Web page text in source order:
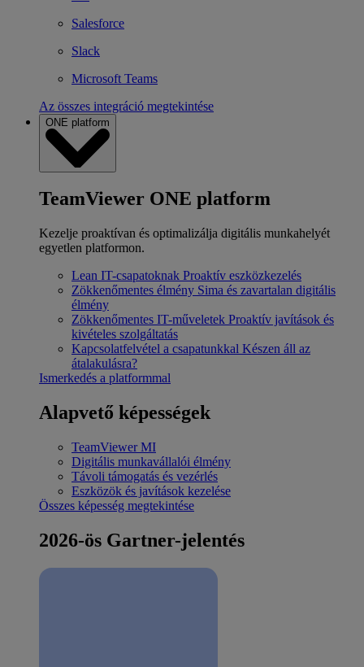
Salesforce
Slack
Microsoft Teams
Az összes integráció megtekintése
ONE platform
TeamViewer ONE platform
Kezelje proaktívan és optimalizálja digitális munkahelyét
egyetlen platformon.
Lean IT-csapatoknak Proaktív eszközkezelés
Zökkenőmentes élmény Sima és zavartalan digitális
élmény
Zökkenőmentes IT-műveletek Proaktív javítások és
kivételes szolgáltatás
Kapcsolatfelvétel a csapatunkkal Készen áll az
átalakulásra?
Ismerkedés a platformmal
Alapvető képességek
TeamViewer MI
Digitális munkavállalói élmény
Távoli támogatás és vezérlés
Eszközök és javítások kezelése
Összes képesség megtekintése
2026-ös Gartner-jelentés